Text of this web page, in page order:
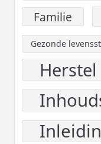
Familie
Gezonde
Herstel